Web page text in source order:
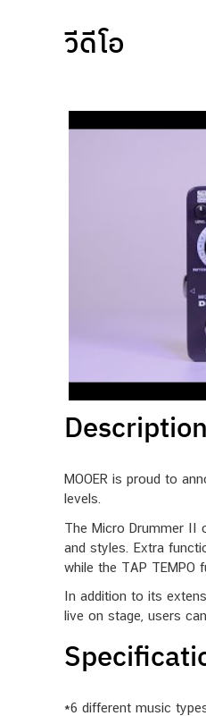
วีดีโอ
Description
MOOER is proud to
levels.
The Micro Drummer II
and styles. Extra
while the TAP TEMPO
In addition to its
live on stage, users
*6 different music